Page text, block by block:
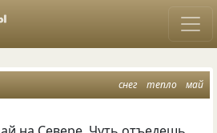
снег тепло май